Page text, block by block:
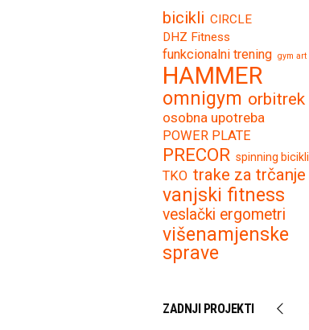
bicikli CIRCLE
DHZ Fitness
funkcionalni trening gym art
HAMMER
omnigym orbitrek
osobna upotreba
POWER PLATE
PRECOR spinning bicikli
TKO trake za trčanje
vanjski fitness
veslački ergometri
višenamjenske
sprave
ZADNJI PROJEKTI